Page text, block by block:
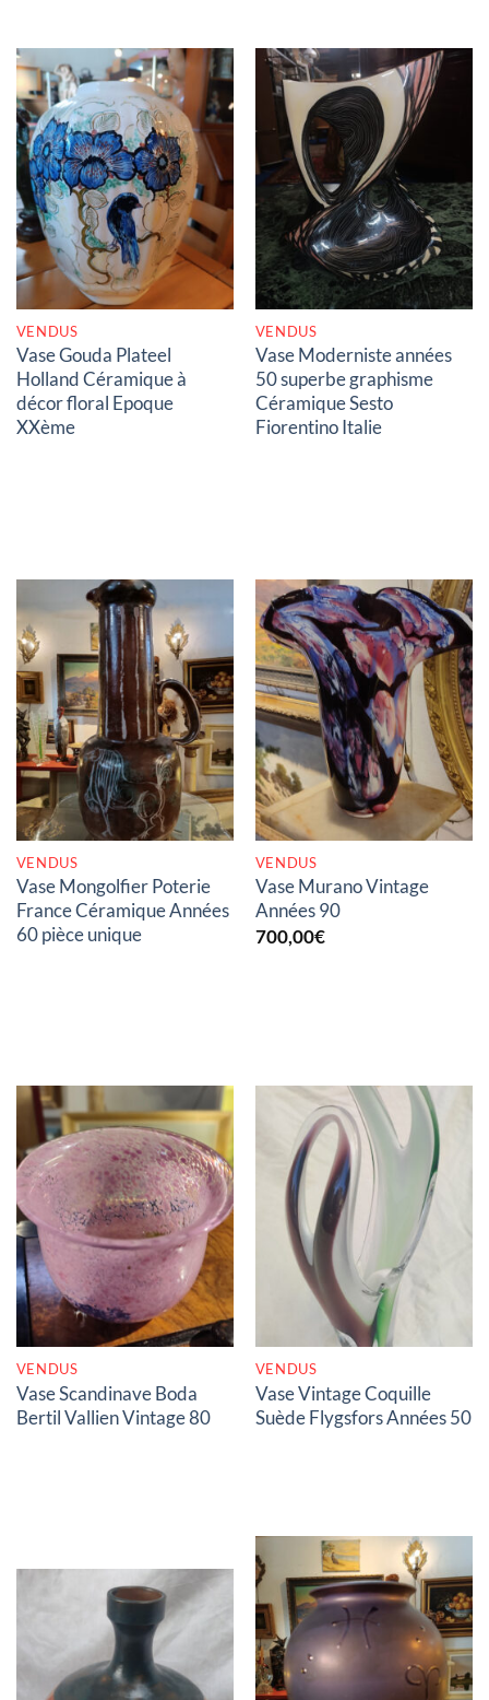
RUPTURE DE STOCK
VENDUS
Vase Gouda Plateel
Holland Céramique à
décor floral Epoque
XXème
RUPTURE DE STOCK
VENDUS
Vase Moderniste années
50 superbe graphisme
Céramique Sesto
Fiorentino Italie
RUPTURE DE STOCK
VENDUS
Vase Mongolfier Poterie
France Céramique Années
60 pièce unique
RUPTURE DE STOCK
VENDUS
Vase Murano Vintage
Années 90
700,00€
RUPTURE DE STOCK
VENDUS
Vase Scandinave Boda
Bertil Vallien Vintage 80
RUPTURE DE STOCK
VENDUS
Vase Vintage Coquille
Suède Flygsfors Années 50